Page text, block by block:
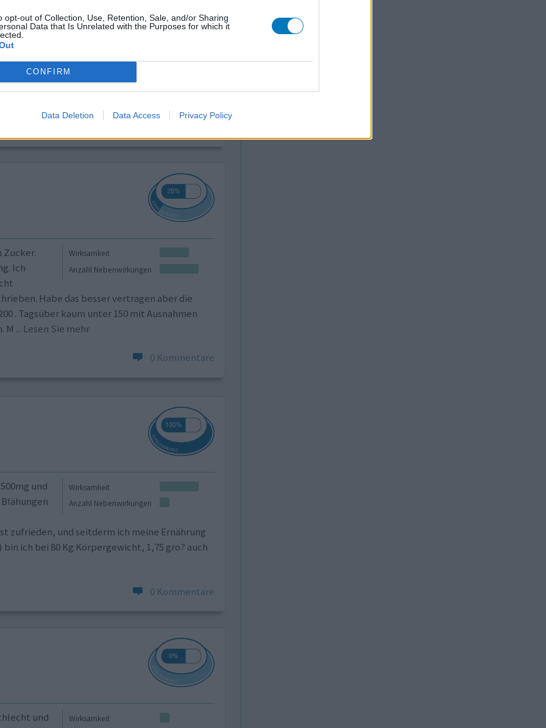
opt-out of Collection, Use, Retention, Sale, and/or Sharing
Data that Is Unrelated with the Purposes for which it
CONFIRM
Data Deletion Data Access Privacy Policy
Wirksamkeit
Arzt
kann es sein das man davon Suggestionen
davon berichten oder ist es bisher keinem
Wirksamkeit
Anzahl Nebenwirkungen
Zucker.
Ich
Habe das besser vertragen aber die
. Tagsüber kaum unter 150 mit Ausnahmen
M ... Lesen Sie mehr
0 Kommentare
Wirksamkeit
Anzahl Nebenwirkungen
und
zufrieden, und seitderm ich meine Ernährung
ich bei 80 Kg Körpergewicht, 1,75 gro? auch
0 Kommentare
Wirksamkeit
und